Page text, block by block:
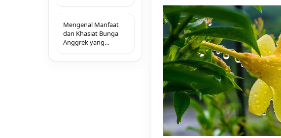
Mengenal Manfaat
dan Khasiat Bunga
Anggrek yang